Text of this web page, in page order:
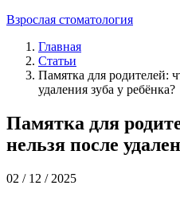
Взрослая стоматология
Главная
Статьи
Памятка для родителей:
удаления зуба у ребёнка?
Памятка для
нельзя после
02 / 12 / 2025